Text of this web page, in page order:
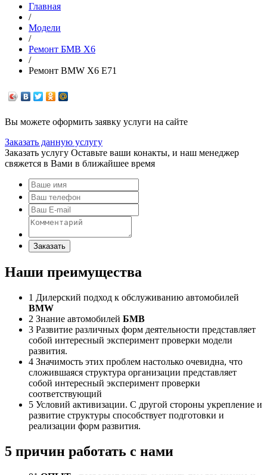
Главная
/
Модели
/
Ремонт БМВ Х6
/
Ремонт BMW Х6 Е71
Вы можете оформить заявку услуги на сайте
Заказать данную услугу
Заказать услугу Оставьте ваши конакты, и наш менеджер
свяжется в Вами в ближайшее время
Заказать
Наши преимущества
1 Дилерский подход к обслуживанию автомобилей
BMW
2 Знание автомобилей БМВ
3 Развитие различных форм деятельности представляет
собой интересный эксперимент проверки модели
развития.
4 Значимость этих проблем настолько очевидна, что
сложившаяся структура организации представляет
собой интересный эксперимент проверки
соответствующий
5 Условий активизации. С другой стороны укрепление и
развитие структуры способствует подготовки и
реализации форм развития.
5 причин работать с нами